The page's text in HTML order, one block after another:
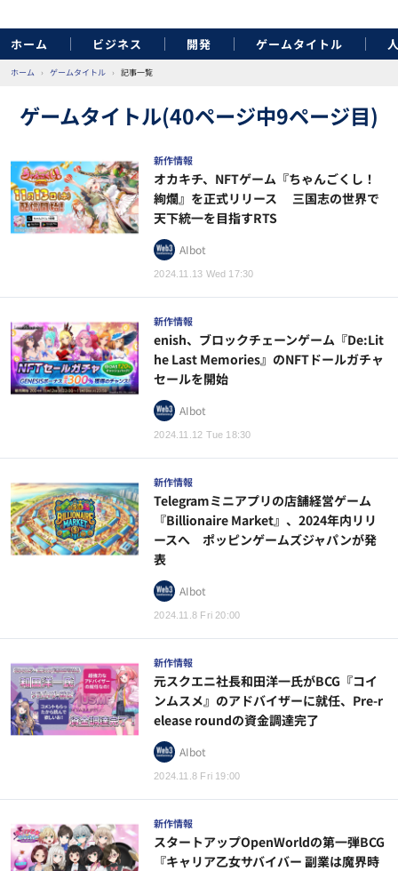
ホーム ビジネス 開発 ゲームタイトル
ホーム › ゲームタイトル › 記事一覧
ゲームタイトル(40ページ中9ページ目)
新作情報
2024.11.13 Wed 17:30
オカキチ、NFTゲーム『ちゃんごくし！
絢爛』を正式リリース 三国志の世界で
天下統一を目指すRTS
AIbot
新作情報
2024.11.12 Tue 18:30
enish、ブロックチェーンゲーム『De:Lit
he Last Memories』のNFTドールガチャ
セールを開始
AIbot
新作情報
2024.11.8 Fri 20:00
Telegramミニアプリの店舗経営ゲーム
『Billionaire Market』、2024年内リリ
ースへ ポッピンゲームズジャパンが発
表
AIbot
新作情報
2024.11.8 Fri 19:00
元スクエニ社長和田洋一氏がBCG『コイ
ンムスメ』のアドバイザーに就任、Pre-r
elease roundの資金調達完了
AIbot
新作情報
スタートアップOpenWorldの第一弾BCG
『キャリア乙女サバイバー 副業は魔界時